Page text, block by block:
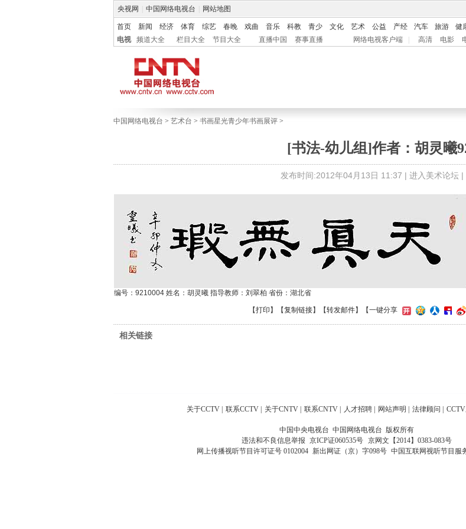
央视网 中国网络电视台 网站地图
首页 新闻 经济 体育 综艺 春晚 戏曲 音乐 科教 青少 文化 艺术 公益 产经 汽车 旅游 健
电视
频道大全 栏目大全 节目大全 直播中国 赛事直播 网络电视客户端 高清 电影
中国网络电视台 > 艺术台 > 书画星光青少年书画展评 >
[书法-幼儿组]作者：胡灵曦
发布时间:2012年04月13日 11:37 | 进入美术论坛 |
编号：9210004 姓名：胡灵曦 指导教师：刘翠柏 省份：湖北省
【打印 】【复制链接】【转发邮件】 【一键分享
相关链接
关于CCTV 联系CCTV 关于CNTV 联系CNTV 人才招聘 网站声明 法律顾问
中国中央电视台 中国网络电视台 版权所有
违法和不良信息举报 京ICP证060535号
京网文【2014】0383-083号
网上传播视听节目许可证号 0102004 新出网证（京）字098号 中国互联网视听节目服